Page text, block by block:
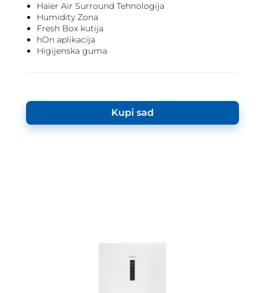
Haier Air Surround Tehnologija
Humidity Zona
Fresh Box kutija
hOn aplikacija
Higijenska guma
Kupi sad